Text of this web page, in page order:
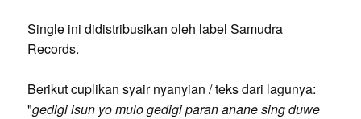
Single ini didistribusikan oleh label Samudra
Records.
Berikut cuplikan syair nyanyian / teks dari lagunya:
"gedigi isun yo mulo gedigi paran anane sing duwe